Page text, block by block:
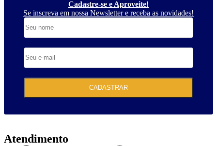
Cadastre-se e Aproveite!
Se inscreva em nossa Newsletter e receba as novidades!
CADASTRAR
Atendimento